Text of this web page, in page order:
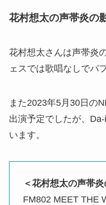
花村想太の声帯炎の
花村想太さんは声帯炎
ェスでは歌唱なしでパ
また2023年5月30日の
出演予定でしたが、
います。
＜花村想太の声帯炎
FM802 MEET THE